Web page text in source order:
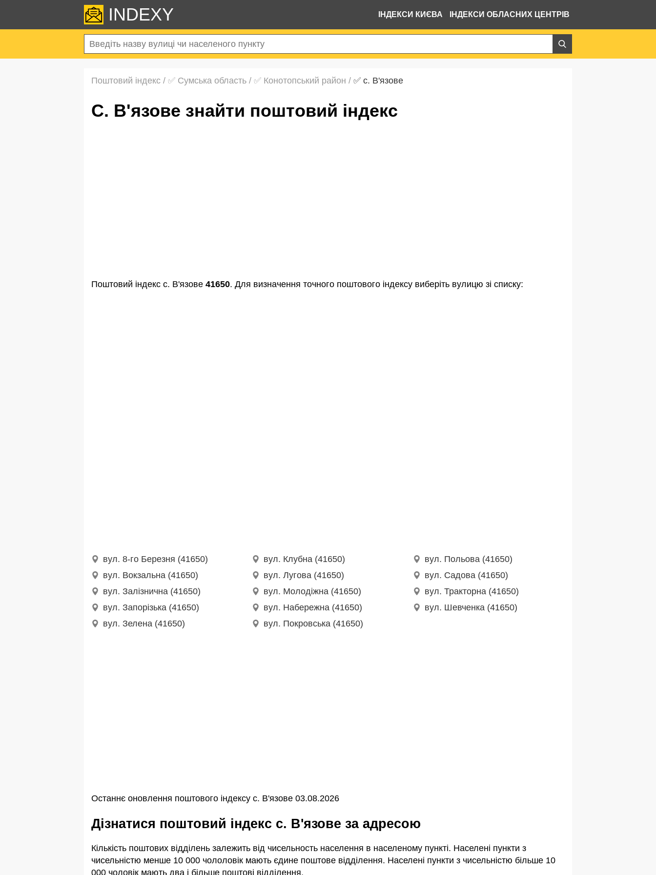
INDEXY ІНДЕКСИ КИЄВА ІНДЕКСИ ОБЛАСНИХ ЦЕНТРІВ
Поштовий індекс / ✅ Сумська область / ✅ Конотопський район / ✅ с. В'язове
с. В'язове знайти поштовий індекс
Поштовий індекс с. В'язове 41650. Для визначення точного поштового індексу виберіть вулицю зі списку:
вул. 8-го Березня (41650)
вул. Вокзальна (41650)
вул. Залізнична (41650)
вул. Запорізька (41650)
вул. Зелена (41650)
вул. Клубна (41650)
вул. Лугова (41650)
вул. Молодіжна (41650)
вул. Набережна (41650)
вул. Покровська (41650)
вул. Польова (41650)
вул. Садова (41650)
вул. Тракторна (41650)
вул. Шевченка (41650)
Останнє оновлення поштового індексу с. В'язове 03.08.2026
Дізнатися поштовий індекс с. В'язове за адресою
Кількість поштових відділень залежить від чисельность населення в населеному пункті. Населені пункти з
чисельністю менше 10 000 чололовік мають єдине поштове відділення. Населені пункти з чисельністю більше 10
000 чоловік мають два і більше поштові відділення.